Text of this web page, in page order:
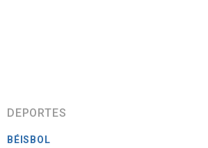
DEPORTES
BÉISBOL